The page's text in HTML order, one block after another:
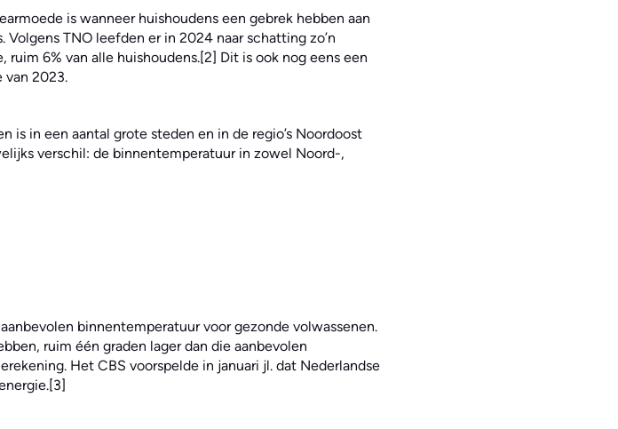
is wanneer huishoudens een gebrek hebben aan
TNO leefden er in 2024 naar schatting zo’n
6% van alle huishoudens.[2] Dit is ook nog eens een
van 2023.
in een aantal grote steden en in de regio’s Noordoost
verschil: de binnentemperatuur in zowel Noord-,
binnentemperatuur voor gezonde volwassenen.
ruim één graden lager dan die aanbevolen
Het CBS voorspelde in januari jl. dat Nederlandse